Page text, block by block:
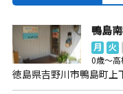
鴨島
月 火
0歳～高
徳島県吉野川市鴨島町上